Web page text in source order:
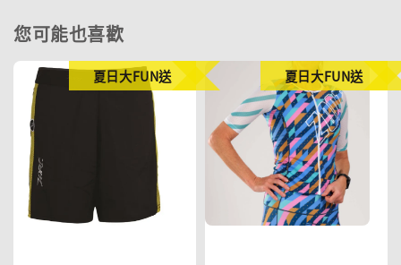
您可能也喜歡
夏日大FUN送 夏日大FUN送